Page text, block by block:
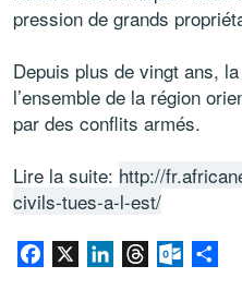
pression de grands
Depuis plus de vingt ans,
l’ensemble de la région
par des conflits armés.
Lire la suite: http://
civils-tues-a-l-est/
Facebook LinkedInThreads